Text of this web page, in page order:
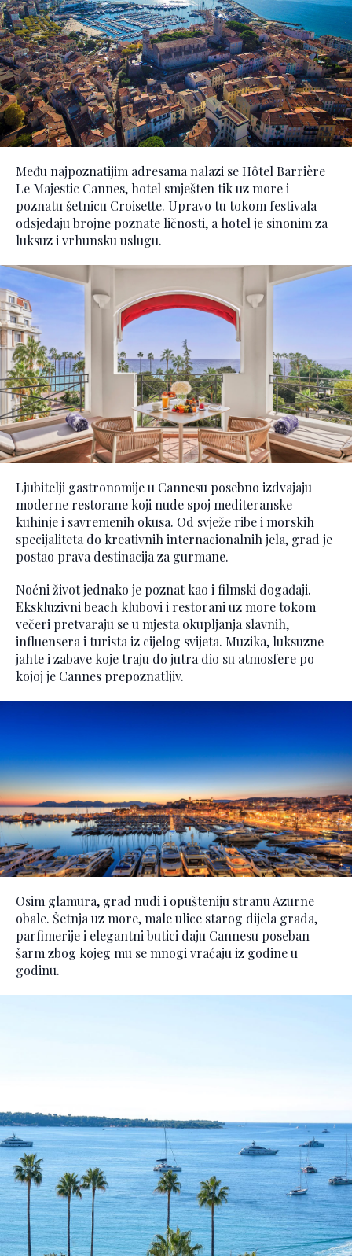
Među najpoznatijim adresama nalazi se Hôtel Barrière
Le Majestic Cannes, hotel smješten tik uz more i
poznatu šetnicu Croisette. Upravo tu tokom festivala
odsjedaju brojne poznate ličnosti, a hotel je sinonim za
luksuz i vrhunsku uslugu.
Ljubitelji gastronomije u Cannesu posebno izdvajaju
moderne restorane koji nude spoj mediteranske
kuhinje i savremenih okusa. Od svježe ribe i morskih
specijaliteta do kreativnih internacionalnih jela, grad je
postao prava destinacija za gurmane.
Noćni život jednako je poznat kao i filmski događaji.
Ekskluzivni beach klubovi i restorani uz more tokom
večeri pretvaraju se u mjesta okupljanja slavnih,
influensera i turista iz cijelog svijeta. Muzika, luksuzne
jahte i zabave koje traju do jutra dio su atmosfere po
kojoj je Cannes prepoznatljiv.
Osim glamura, grad nudi i opušteniju stranu Azurne
obale. Šetnja uz more, male ulice starog dijela grada,
parfimerije i elegantni butici daju Cannesu poseban
šarm zbog kojeg mu se mnogi vraćaju iz godine u
godinu.